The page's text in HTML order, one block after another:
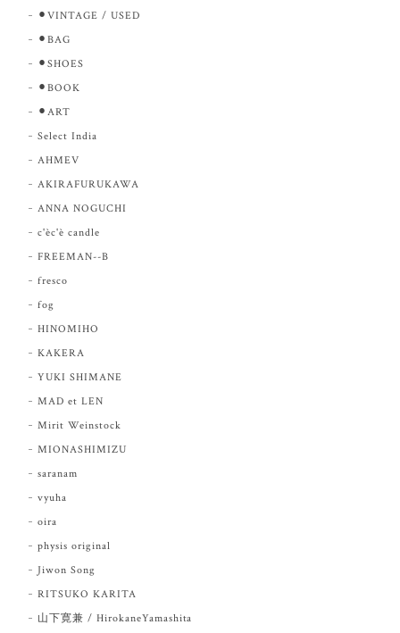
⚫︎VINTAGE / USED
⚫︎BAG
⚫︎SHOES
⚫︎BOOK
⚫︎ART
Select India
AHMEV
AKIRAFURUKAWA
ANNA NOGUCHI
c'èc'è candle
FREEMAN--B
fresco
fog
HINOMIHO
KAKERA
YUKI SHIMANE
MAD et LEN
Mirit Weinstock
MIONASHIMIZU
saranam
vyuha
oira
physis original
Jiwon Song
RITSUKO KARITA
山下寛兼 / HirokaneYamashita